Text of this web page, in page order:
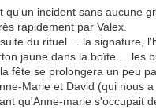
incident sans aucune
rapidement par Valex.
du rituel ... la signature,
jaune dans la boîte ... les
fête se prolongera un peu
Marie et David (qui nous a
qu'Anne-marie s'occupait